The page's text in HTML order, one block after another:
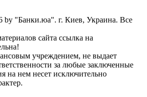
by "Банки.юа". г. Киев, Украина. Все
сайта ссылка на
учреждением, не выдает
за любые заключенные
на нем несет исключительно